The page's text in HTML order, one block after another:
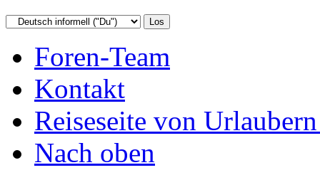
Foren-Team
Kontakt
Reiseseite von
Nach oben